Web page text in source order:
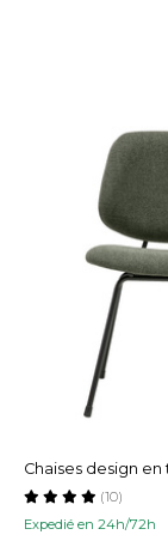
Chaises design en
Expedié en 24h/72h
(10)